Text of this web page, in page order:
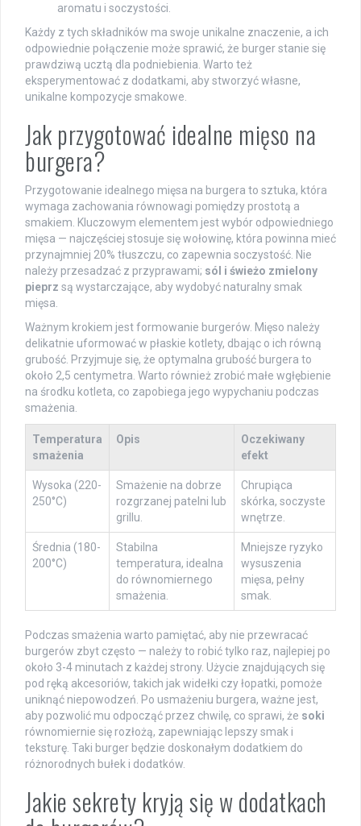
aromatu i soczystości.
Każdy z tych składników ma swoje unikalne znaczenie, a ich
odpowiednie połączenie może sprawić, że burger stanie się
prawdziwą ucztą dla podniebienia. Warto też
eksperymentować z dodatkami, aby stworzyć własne,
unikalne kompozycje smakowe.
Jak przygotować idealne mięso na
burgera?
Przygotowanie idealnego mięsa na burgera to sztuka, która
wymaga zachowania równowagi pomiędzy prostotą a
smakiem. Kluczowym elementem jest wybór odpowiedniego
mięsa — najczęściej stosuje się wołowinę, która powinna mieć
przynajmniej 20% tłuszczu, co zapewnia soczystość. Nie
należy przesadzać z przyprawami; sól i świeżo zmielony
pieprz są wystarczające, aby wydobyć naturalny smak
mięsa.
Ważnym krokiem jest formowanie burgerów. Mięso należy
delikatnie uformować w płaskie kotlety, dbając o ich równą
grubość. Przyjmuje się, że optymalna grubość burgera to
około 2,5 centymetra. Warto również zrobić małe wgłębienie
na środku kotleta, co zapobiega jego wypychaniu podczas
smażenia.
Temperatura
smażenia
Opis
Oczekiwany
efekt
Wysoka (220-
250°C)
Smażenie na dobrze
rozgrzanej patelni lub
grillu.
Chrupiąca
skórka, soczyste
wnętrze.
Średnia (180-
200°C)
Stabilna
temperatura, idealna
do równomiernego
smażenia.
Mniejsze ryzyko
wysuszenia
mięsa, pełny
smak.
Podczas smażenia warto pamiętać, aby nie przewracać
burgerów zbyt często — należy to robić tylko raz, najlepiej po
około 3-4 minutach z każdej strony. Użycie znajdujących się
pod ręką akcesoriów, takich jak widełki czy łopatki, pomoże
uniknąć niepowodzeń. Po usmażeniu burgera, ważne jest,
aby pozwolić mu odpocząć przez chwilę, co sprawi, że soki
równomiernie się rozłożą, zapewniając lepszy smak i
teksturę. Taki burger będzie doskonałym dodatkiem do
różnorodnych bułek i dodatków.
Jakie sekrety kryją się w dodatkach